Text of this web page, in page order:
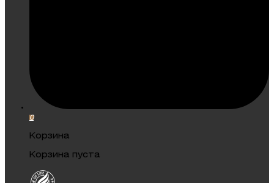
0
Корзина
Корзина пуста